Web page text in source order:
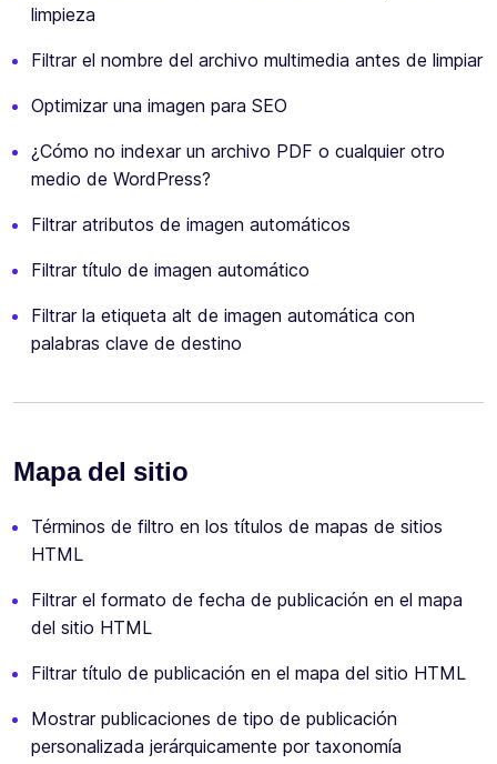
limpieza
Filtrar el nombre del archivo multimedia antes de limpiar
Optimizar una imagen para SEO
¿Cómo no indexar un archivo PDF o cualquier otro
medio de WordPress?
Filtrar atributos de imagen automáticos
Filtrar título de imagen automático
Filtrar la etiqueta alt de imagen automática con
palabras clave de destino
Mapa del sitio
Términos de filtro en los títulos de mapas de sitios
HTML
Filtrar el formato de fecha de publicación en el mapa
del sitio HTML
Filtrar título de publicación en el mapa del sitio HTML
Mostrar publicaciones de tipo de publicación
personalizada jerárquicamente por taxonomía